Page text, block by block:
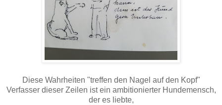
Diese Wahrheiten "treffen den Nagel auf den Kopf"
Verfasser dieser Zeilen ist ein ambitionierter Hundemensch,
der es liebte,